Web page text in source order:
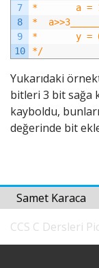
7
8
9
10
*       a =
*
*       y =
*/
Yukarıdaki
bitleri 3 bit sağa
kayboldu,
değerinde bit
Samet Karaca
CCS C Dersleri